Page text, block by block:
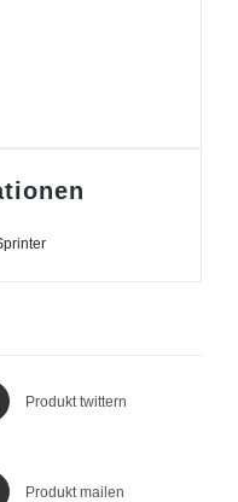
Produkt twittern
Produkt mailen